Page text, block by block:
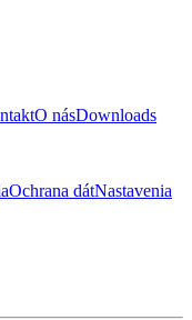
O násDownloads
Ochrana dátNastavenia